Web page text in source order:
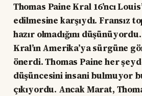
Thomas Paine Kral 16’ncı
edilmesine karşıydı. Fransız
hazır olmadığını
Kral’ın Amerika’ya sürgüne
önerdi. Thomas Paine her
düşüncesini insani bulmuyor
çıkıyordu. Ancak Marat,